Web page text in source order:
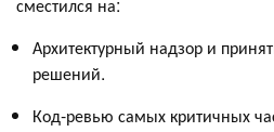
сместился на:
Архитектурный надзор и
решений.
Код-ревью самых критичных